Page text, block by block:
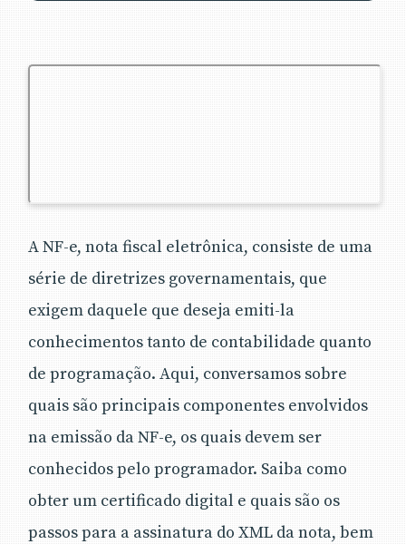
A NF-e, nota fiscal eletrônica, consiste de uma
série de diretrizes governamentais, que
exigem daquele que deseja emiti-la
conhecimentos tanto de contabilidade quanto
de programação. Aqui, conversamos sobre
quais são principais componentes envolvidos
na emissão da NF-e, os quais devem ser
conhecidos pelo programador. Saiba como
obter um certificado digital e quais são os
passos para a assinatura do XML da nota, bem